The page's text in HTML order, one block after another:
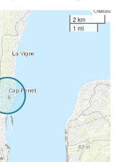
2 km
1 mi